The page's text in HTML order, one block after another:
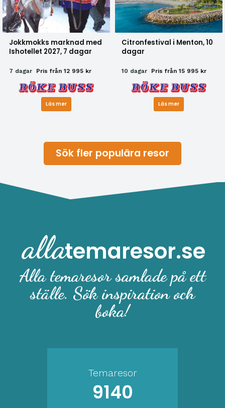
Jokkmokks marknad med
Ishotellet 2027, 7 dagar
7 dagar Pris från 12 995 kr
Läs mer
Citronfestival i Menton, 10
dagar
10 dagar Pris från 15 995 kr
Läs mer
Sök fler populära resor
allatemaresor.se
Alla temaresor samlade på ett
ställe. Sök inspiration och
boka!
Temaresor
9140